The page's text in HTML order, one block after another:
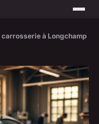
à Longchamp